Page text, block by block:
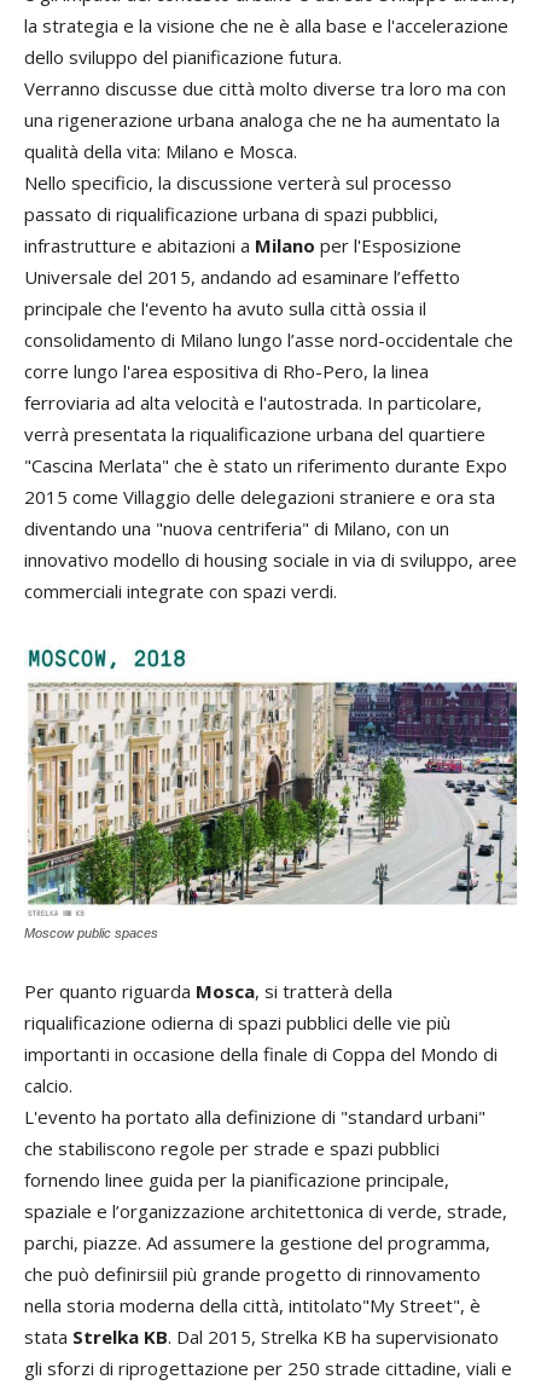
la strategia e la visione che ne è alla base e l'accelerazione
dello sviluppo del pianificazione futura.
Verranno discusse due città molto diverse tra loro ma con
una rigenerazione urbana analoga che ne ha aumentato la
qualità della vita: Milano e Mosca.
Nello specificio, la discussione verterà sul processo
passato di riqualificazione urbana di spazi pubblici,
infrastrutture e abitazioni a Milano per l'Esposizione
Universale del 2015, andando ad esaminare l’effetto
principale che l'evento ha avuto sulla città ossia il
consolidamento di Milano lungo l’asse nord-occidentale che
corre lungo l'area espositiva di Rho-Pero, la linea
ferroviaria ad alta velocità e l'autostrada. In particolare,
verrà presentata la riqualificazione urbana del quartiere
"Cascina Merlata" che è stato un riferimento durante Expo
2015 come Villaggio delle delegazioni straniere e ora sta
diventando una "nuova centriferia" di Milano, con un
innovativo modello di housing sociale in via di sviluppo, aree
commerciali integrate con spazi verdi.
Moscow public spaces
Per quanto riguarda Mosca, si tratterà della
riqualificazione odierna di spazi pubblici delle vie più
importanti in occasione della finale di Coppa del Mondo di
calcio.
L'evento ha portato alla definizione di "standard urbani"
che stabiliscono regole per strade e spazi pubblici
fornendo linee guida per la pianificazione principale,
spaziale e l’organizzazione architettonica di verde, strade,
parchi, piazze. Ad assumere la gestione del programma,
che può definirsiil più grande progetto di rinnovamento
nella storia moderna della città, intitolato"My Street", è
stata Strelka KB. Dal 2015, Strelka KB ha supervisionato
gli sforzi di riprogettazione per 250 strade cittadine, viali e